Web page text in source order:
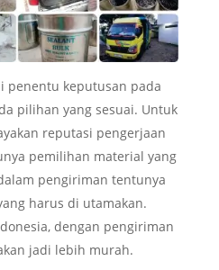
penentu keputusan pada
pilihan yang sesuai. Untuk
reputasi pengerjaan
pemilihan material yang
pengiriman tentunya
harus di utamakan.
dengan pengiriman
jadi lebih murah.